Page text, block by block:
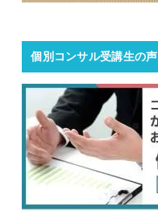
個別コンサル受講生の声